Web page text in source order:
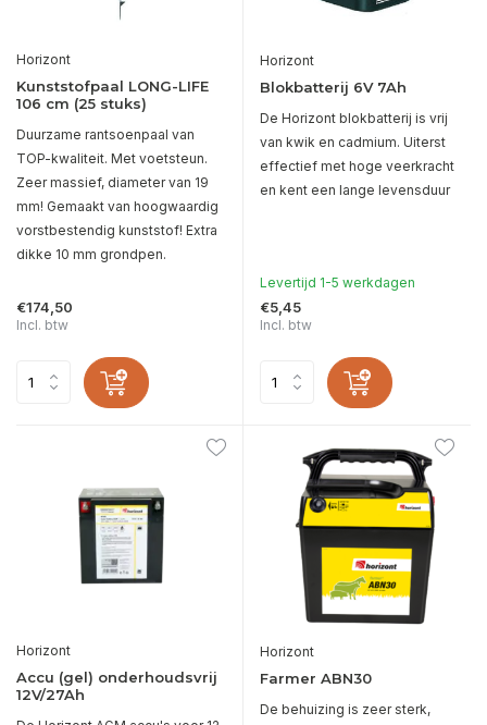
Horizont
Kunststofpaal LONG-LIFE
106 cm (25 stuks)
Duurzame rantsoenpaal van
TOP-kwaliteit. Met voetsteun.
Zeer massief, diameter van 19
mm! Gemaakt van hoogwaardig
vorstbestendig kunststof! Extra
dikke 10 mm grondpen.
€174,50
Incl. btw
Horizont
Blokbatterij 6V 7Ah
De Horizont blokbatterij is vrij
van kwik en cadmium. Uiterst
effectief met hoge veerkracht
en kent een lange levensduur
Levertijd 1-5 werkdagen
€5,45
Incl. btw
Horizont
Accu (gel) onderhoudsvrij
12V/27Ah
Horizont
Farmer ABN30
De behuizing is zeer sterk,